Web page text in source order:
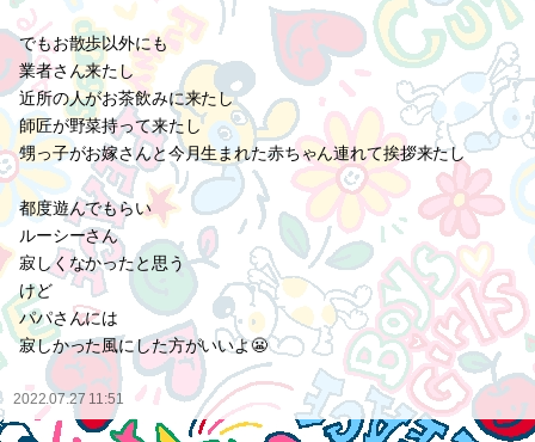
でもお散歩以外にも
業者さん来たし
近所の人がお茶飲みに来たし
師匠が野菜持って来たし
甥っ子がお嫁さんと今月生まれた赤ちゃん連れて挨拶来たし
都度遊んでもらい
ルーシーさん
寂しくなかったと思う
けど
パパさんには
寂しかった風にした方がいいよ😬
2022.07.27 11:51